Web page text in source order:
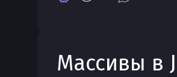
Массивы в